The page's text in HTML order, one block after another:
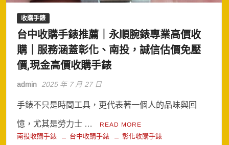
收購手錶
台中收購手錶推薦｜永順腕錶專業高價收
購｜服務涵蓋彰化、南投，誠信估價免壓
價,現金高價收購手錶
admin 2025 年 7 月 27 日
手錶不只是時間工具，更代表著一個人的品味與回
憶，尤其是勞力士 … READ MORE
南投收購手錶 台中收購手錶 彰化收購手錶